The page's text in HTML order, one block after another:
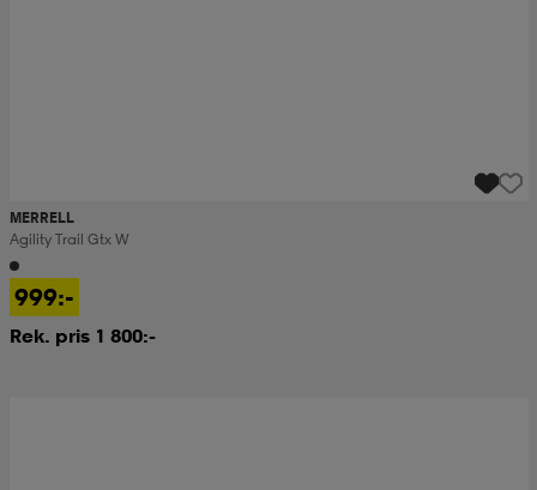
MERRELL
Agility Trail Gtx W
999:-
Rek. pris 1 800:-